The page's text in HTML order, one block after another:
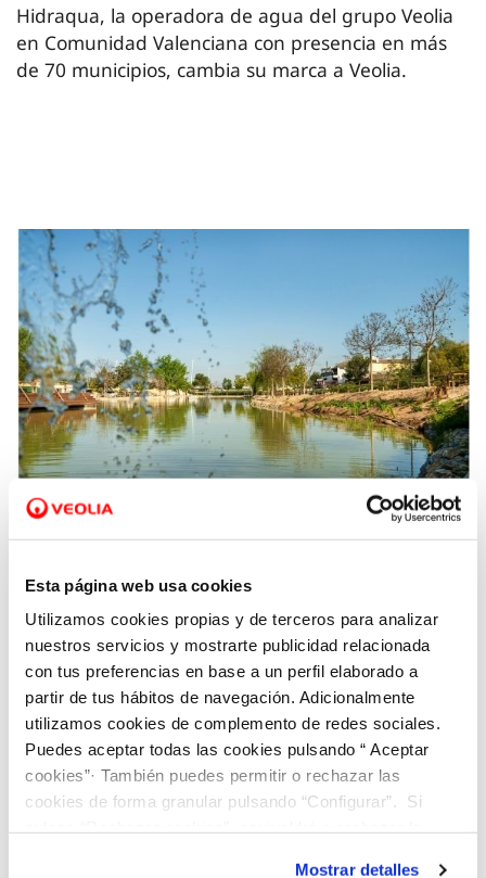
Esta página web usa cookies
Utilizamos cookies propias y de terceros para analizar
nuestros servicios y mostrarte publicidad relacionada
con tus preferencias en base a un perfil elaborado a
partir de tus hábitos de navegación. Adicionalmente
utilizamos cookies de complemento de redes sociales.
Puedes aceptar todas las cookies pulsando “ Aceptar
cookies”· También puedes permitir o rechazar las
cookies de forma granular pulsando “Configurar”. Si
Mostrar detalles
Hidraqua, la operadora de agua del grupo Veolia
en Comunidad Valenciana con presencia en más
de 70 municipios, cambia su marca a Veolia.
19 NOV 2021
la Comunitat Valenciana reutilizan un 43%
más de agua que la media española